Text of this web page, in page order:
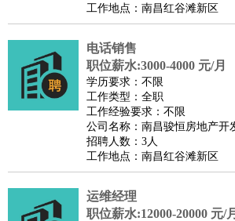
工作地点：南昌红谷滩新区
电话销售
职位薪水:3000-4000 元/月
学历要求：不限
工作类型：全职
工作经验要求：不限
公司名称：南昌骏恒房地产开
招聘人数：3人
工作地点：南昌红谷滩新区
运维经理
职位薪水:12000-20000 元/月